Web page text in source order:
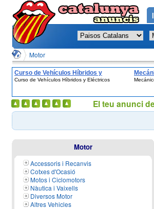
Motor
Curso de Vehículos Híbridos y
Eléctricos
Curso de Vehículos Híbridos y Eléctricos
Motor
Accessoris i Recanvis
Cotxes d'Ocasió
Motos i Ciclomotors
Nàutica i Vaixells
Diversos Motor
Altres Vehicles
El teu anunci